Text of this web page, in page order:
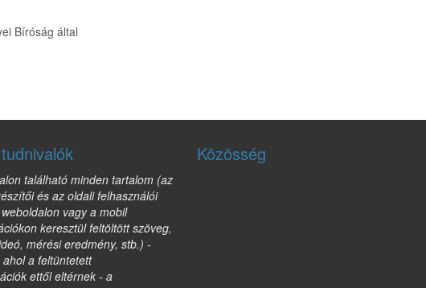
Bíróság által
található minden tartalom (az
és az oldali felhasználói
vagy a mobil
keresztül feltöltött szöveg,
mérési eredmény, stb.) -
ahol a feltüntetett
ettől eltérnek - a
Közösség